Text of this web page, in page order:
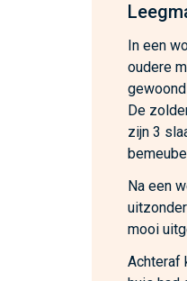
In een
oudere
De
zijn 3
Na een
mooi
Achteraf